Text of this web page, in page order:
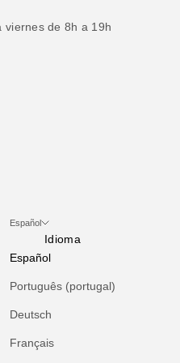
viernes de 8h a 19h
Español
Idioma
Español
Português (portugal)
Deutsch
Français